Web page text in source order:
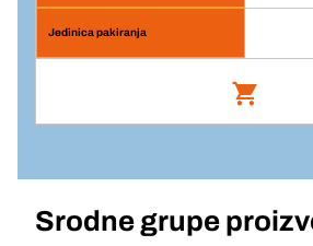
Srodne grupe